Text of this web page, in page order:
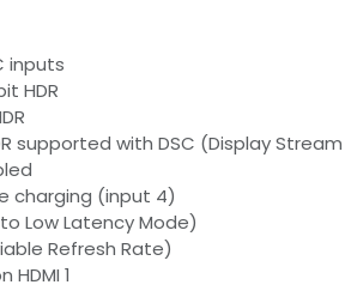
inputs
HDR
supported with DSC (Display Stream
charging (input 4)
Low Latency Mode)
Refresh Rate)
HDMI 1